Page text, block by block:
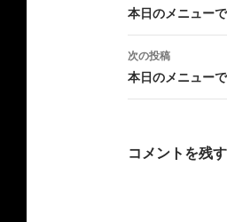
稿
ナ
ビ
ゲ
本日のメニュー
次の投稿
本日のメニュー
コメントを残す